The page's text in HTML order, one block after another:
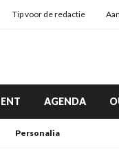
Tip voor de redactie
AGENDA
Personalia